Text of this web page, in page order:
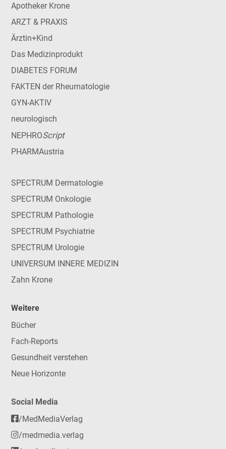
Apotheker Krone
ARZT & PRAXIS
Ärztin+Kind
Das Medizinprodukt
DIABETES FORUM
FAKTEN der Rheumatologie
GYN-AKTIV
neurologisch
NEPHROScript
PHARMAustria
SPECTRUM Dermatologie
SPECTRUM Onkologie
SPECTRUM Pathologie
SPECTRUM Psychiatrie
SPECTRUM Urologie
UNIVERSUM INNERE MEDIZIN
Zahn Krone
Weitere
Bücher
Fach-Reports
Gesundheit verstehen
Neue Horizonte
Social Media
/MedMediaVerlag
/medmedia.verlag